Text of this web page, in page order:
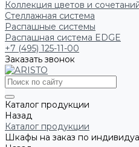
Коллекция цветов и
Стеллажная система
Распашные системы
Распашная система EDGE
+7 (495) 125-11-00
Заказать звонок
Каталог продукции
Назад
Каталог продукции
Шкафы на заказ по